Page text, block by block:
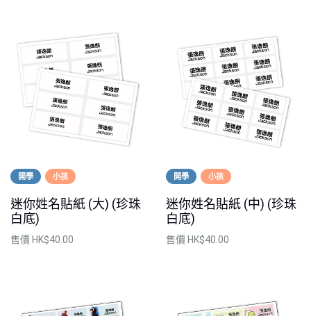
開學 小孩
迷你姓名貼紙 (大) (珍珠
白底)
售價 HK$40.00
開學 小孩
迷你姓名貼紙 (中) (珍珠
白底)
售價 HK$40.00